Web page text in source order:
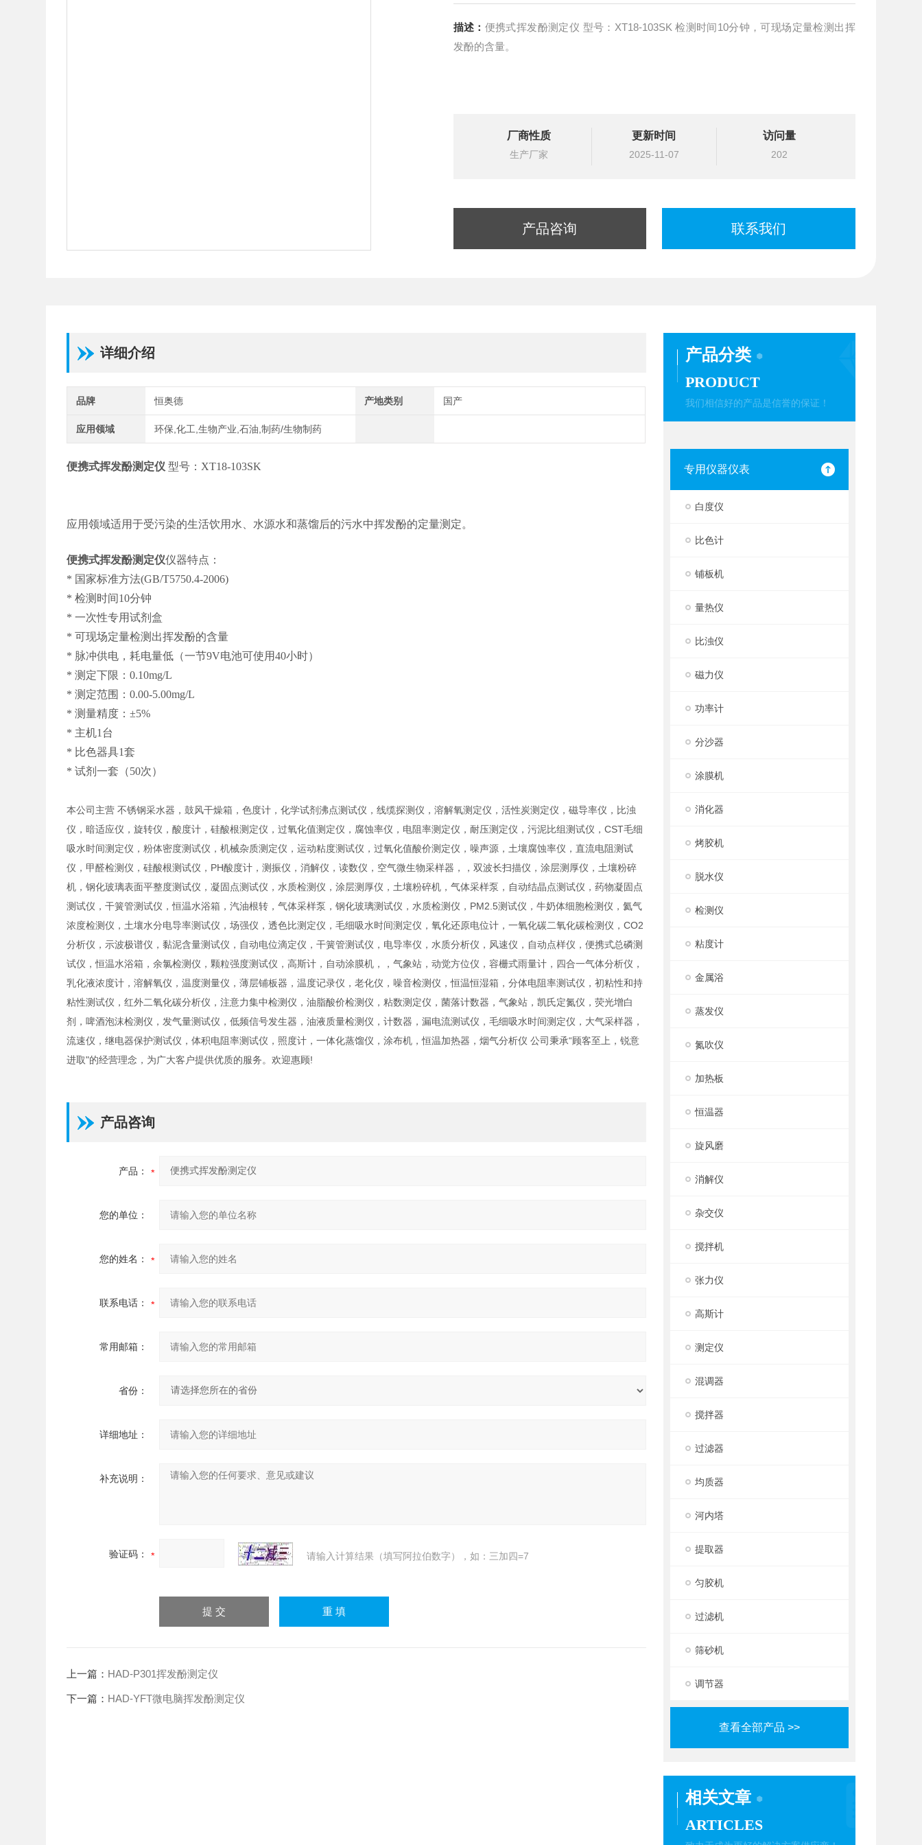
描述： 便携式挥发酚测定仪 型号：XT18-103SK 检测时间10分钟，可现场定量检测出挥
发酚的含量。
厂商性质
生产厂家
更新时间
2025-11-07
访问量
202
产品咨询 联系我们
产品分类
PRODUCT
我们相信好的产品是信誉的保证！
专用仪器仪表
白度仪
比色计
铺板机
量热仪
比浊仪
磁力仪
功率计
分沙器
涂膜机
消化器
烤胶机
脱水仪
检测仪
粘度计
金属浴
蒸发仪
氮吹仪
加热板
恒温器
旋风磨
消解仪
杂交仪
搅拌机
张力仪
高斯计
测定仪
混调器
搅拌器
过滤器
均质器
河内塔
提取器
匀胶机
过滤机
筛砂机
调节器
查看全部产品 >>
相关文章
ARTICLES
详细介绍
品牌 恒奥德 产地类别 国产
应用领域 环保,化工,生物产业,石油,制药/生物制药
便携式挥发酚测定仪 型号：XT18-103SK
应用领域适用于受污染的生活饮用水、水源水和蒸馏后的污水中挥发酚的定量测定。
便携式挥发酚测定仪仪器特点：
* 国家标准方法(GB/T5750.4-2006)
* 检测时间10分钟
* 一次性专用试剂盒
* 可现场定量检测出挥发酚的含量
* 脉冲供电，耗电量低（一节9V电池可使用40小时）
* 测定下限：0.10mg/L
* 测定范围：0.00-5.00mg/L
* 测量精度：±5%
* 主机1台
* 比色器具1套
* 试剂一套（50次）
本公司主营 不锈钢采水器，鼓风干燥箱，色度计，化学试剂沸点测试仪，线缆探测仪，溶解氧测定仪，活性炭测定仪，磁导率仪，比浊
仪，暗适应仪，旋转仪，酸度计，硅酸根测定仪，过氧化值测定仪，腐蚀率仪，电阻率测定仪，耐压测定仪，污泥比组测试仪，CST毛细
吸水时间测定仪，粉体密度测试仪，机械杂质测定仪，运动粘度测试仪，过氧化值酸价测定仪，噪声源，土壤腐蚀率仪，直流电阻测试
仪，甲醛检测仪，硅酸根测试仪，PH酸度计，测振仪，消解仪，读数仪，空气微生物采样器，，双波长扫描仪，涂层测厚仪，土壤粉碎
机，钢化玻璃表面平整度测试仪，凝固点测试仪，水质检测仪，涂层测厚仪，土壤粉碎机，气体采样泵，自动结晶点测试仪，药物凝固点
测试仪，干簧管测试仪，恒温水浴箱，汽油根转，气体采样泵，钢化玻璃测试仪，水质检测仪，PM2.5测试仪，牛奶体细胞检测仪，氦气
浓度检测仪，土壤水分电导率测试仪，场强仪，透色比测定仪，毛细吸水时间测定仪，氧化还原电位计，一氧化碳二氧化碳检测仪，CO2
分析仪，示波极谱仪，黏泥含量测试仪，自动电位滴定仪，干簧管测试仪，电导率仪，水质分析仪，风速仪，自动点样仪，便携式总磷测
试仪，恒温水浴箱，余氯检测仪，颗粒强度测试仪，高斯计，自动涂膜机，，气象站，动觉方位仪，容栅式雨量计，四合一气体分析仪，
乳化液浓度计，溶解氧仪，温度测量仪，薄层铺板器，温度记录仪，老化仪，噪音检测仪，恒温恒湿箱，分体电阻率测试仪，初粘性和持
粘性测试仪，红外二氧化碳分析仪，注意力集中检测仪，油脂酸价检测仪，粘数测定仪，菌落计数器，气象站，凯氏定氮仪，荧光增白
剂，啤酒泡沫检测仪，发气量测试仪，低频信号发生器，油液质量检测仪，计数器，漏电流测试仪，毛细吸水时间测定仪，大气采样器，
流速仪，继电器保护测试仪，体积电阻率测试仪，照度计，一体化蒸馏仪，涂布机，恒温加热器，烟气分析仪 公司秉承“顾客至上，锐意
进取"的经营理念，为广大客户提供优质的服务。欢迎惠顾!
产品咨询
产品：
您的单位：
您的姓名：
联系电话：
常用邮箱：
省份：
详细地址：
补充说明：
验证码： 请输入计算结果（填写阿拉伯数字），如：三加四=7
上一篇： HAD-P301挥发酚测定仪
下一篇： HAD-YFT微电脑挥发酚测定仪